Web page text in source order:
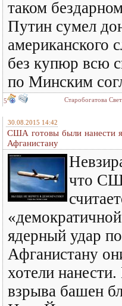
таком
Путин сумел
американского
без купюр всю
по Минским
5 Старобогатова
30.08.2015 14:42
США готовы были нанести
Афганистану
что
ядерный удар
Афганистану
хотели
взрыва башен